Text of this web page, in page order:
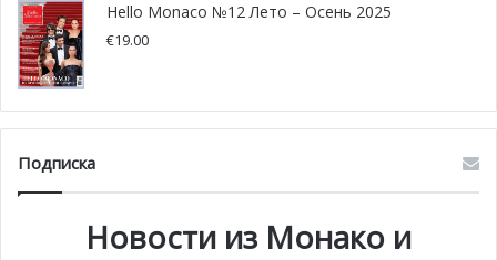
Hello Monaco №12 Лето – Осень 2025
€19.00
Подписка
Новости из Монако и